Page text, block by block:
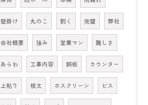
壁掛け 丸のこ 割く 完璧 弊社
会社概要 強み 営業マン 難しさ
あらわ 工事内容 銅板 カウンター
上貼り 根太 ホスクリーン ビス